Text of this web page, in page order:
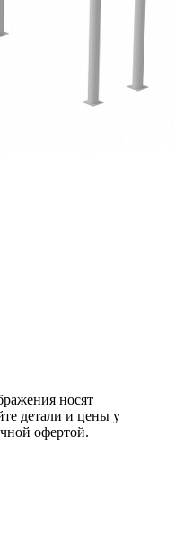
носят
детали и цены у
офертой.